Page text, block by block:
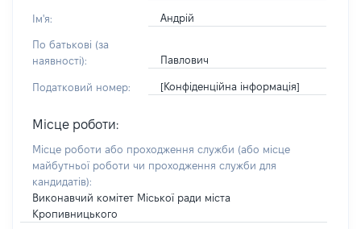
Ім'я: Андрій
По батькові (за
наявності):
Павлович
Податковий номер: [Конфіденційна інформація]
Місце роботи:
Місце роботи або проходження служби (або місце
майбутньої роботи чи проходження служби для
кандидатів):
Виконавчий комітет Міської ради міста
Кропивницького